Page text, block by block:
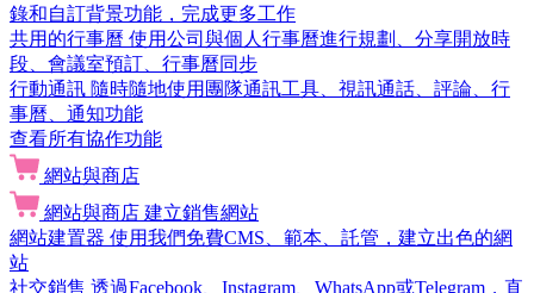
錄和自訂背景功能，完成更多工作
共用的行事曆 使用公司與個人行事曆進行規劃、分享開放時
段、會議室預訂、行事曆同步
行動通訊 隨時隨地使用團隊通訊工具、視訊通話、評論、行
事曆、通知功能
查看所有協作功能
網站與商店
網站與商店 建立銷售網站
網站建置器 使用我們免費CMS、範本、託管，建立出色的網
站
社交銷售 透過Facebook、Instagram、WhatsApp或Telegram，直